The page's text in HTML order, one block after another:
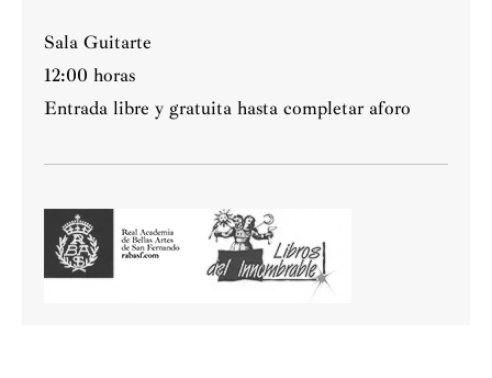
Sala Guitarte
12:00 horas
Entrada libre y gratuita hasta completar aforo